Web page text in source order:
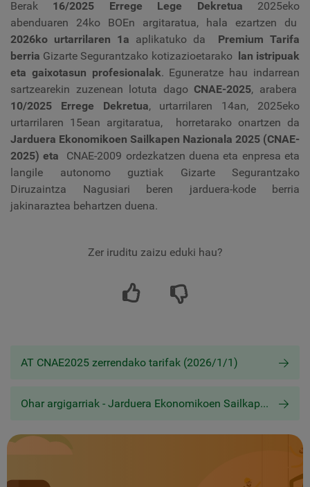
Berak 16/2025 Errege Lege Dekretua 2025eko
abenduaren 24ko BOEn argitaratua, hala ezartzen du
2026ko urtarrilaren 1a aplikatuko da Premium Tarifa
berria Gizarte Segurantzako kotizazioetarako lan istripuak
eta gaixotasun profesionalak. Eguneratze hau indarrean
sartzearekin zuzenean lotuta dagoCNAE-2025, arabera
10/2025 Errege Dekretua, urtarrilaren 14an, 2025eko
urtarrilaren 15ean argitaratua,
horretarako onartzen da
Jarduera Ekonomikoen Sailkapen Nazionala 2025 (CNAE-
2025) eta
CNAE-2009 ordezkatzen duena eta enpresa eta
langile autonomo guztiak Gizarte Segurantzako
Diruzaintza Nagusiari beren jarduera-kode berria
jakinaraztea behartzen duena.
Zer iruditu zaizu eduki hau?
AT CNAE2025 zerrendako tarifak (2026/1/1)
Ohar argigarriak - Jarduera Ekonomikoen Sailkapen Nazionala (CNAE 2025)